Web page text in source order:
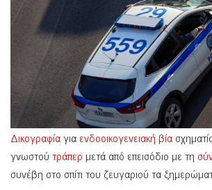
Δικογραφίαγιαενδοοικογενειακή βία
γνωστούτράπερ μετά από επεισόδιο με τη
συνέβη στο σπίτι του ζευγαριού τα